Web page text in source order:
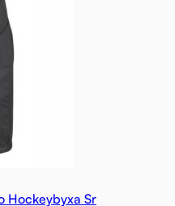
Hockeybyxa Sr